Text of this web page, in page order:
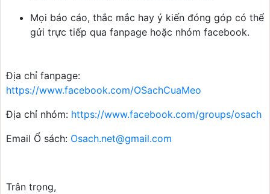
Mọi báo cáo, thắc mắc hay ý kiến đóng góp có thể
gửi trực tiếp qua fanpage hoặc nhóm facebook.
Địa chỉ fanpage:
https://www.facebook.com/OSachCuaMeo
Địa chỉ nhóm: https://www.facebook.com/groups/osach
Email Ổ sách: Osach.net@gmail.com
Trân trọng,